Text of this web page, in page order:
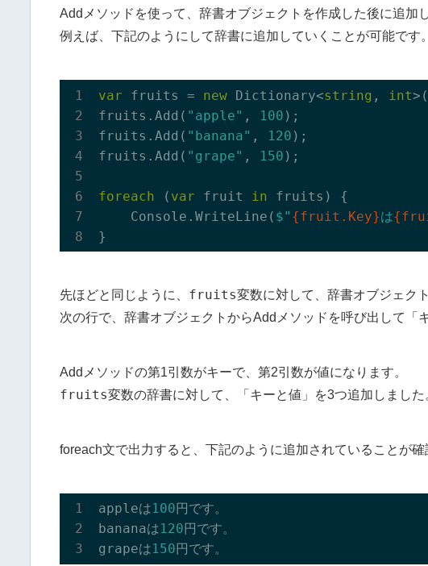
Addメソッドを使って、辞書オブジェクトを作成した後に追加
例えば、下記のようにして辞書に追加していくことが可能です。
var fruits = new Dictionary<string , int
fruits.Add( "apple" , 100 );
fruits.Add( "banana" , 120 );
fruits.Add( "grape" , 150 );
foreach ( var fruit in fruits) {
    Console.WriteLine(
$" {fruit.Key}は
先ほどと同じように、 fruits変数に対して、辞書オブジェク
次の行で、辞書オブジェクトからAddメソッドを呼び出して「
Addメソッドの第1引数がキーで、第2引数が値になります。
fruits変数の辞書に対して、「キーと値」を3つ追加しました
foreach文で出力すると、下記のように追加されていることが確
appleは100 円です。
bananaは120 円です。
grapeは150